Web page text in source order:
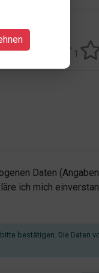
1
Daten
ich mich
bestätigen. Die Daten